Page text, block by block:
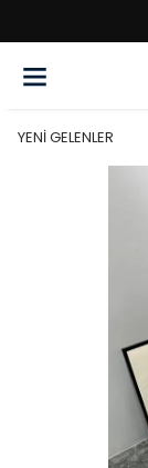
YENİ GELENLER